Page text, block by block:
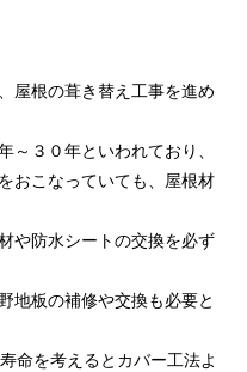
屋根の葺き替え工事を進め
～３０年といわれており、
おこなっていても、屋根材
や防水シートの交換を必ず
地板の補修や交換も必要と
命を考えるとカバー工法よ